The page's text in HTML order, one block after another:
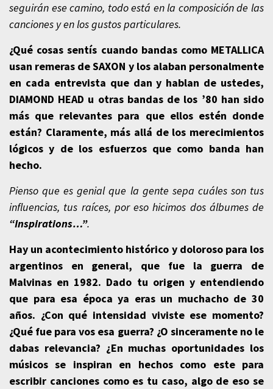
seguirán ese camino, todo está en la composición de las
canciones y en los gustos particulares.
¿Qué cosas sentís cuando bandas como METALLICA
usan remeras de SAXON y los alaban personalmente
en cada entrevista que dan y hablan de ustedes,
DIAMOND HEAD u otras bandas de los ’80 han sido
más que relevantes para que ellos estén donde
están? Claramente, más allá de los merecimientos
lógicos y de los esfuerzos que como banda han
hecho.
Pienso que es genial que la gente sepa cuáles son tus
influencias, tus raíces, por eso hicimos dos álbumes de
“Inspirations…”.
Hay un acontecimiento histórico y doloroso para los
argentinos en general, que fue la guerra de
Malvinas en 1982. Dado tu origen y entendiendo
que para esa época ya eras un muchacho de 30
años. ¿Con qué intensidad viviste ese momento?
¿Qué fue para vos esa guerra? ¿O sinceramente no le
dabas relevancia? ¿En muchas oportunidades los
músicos se inspiran en hechos como este para
escribir canciones como es tu caso, algo de eso se